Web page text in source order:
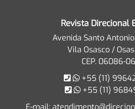
Revista Direcional
Avenida Santo
Vila Osasco /
CEP. 06086-
+55 (11)
+55 (11)
E-mail: